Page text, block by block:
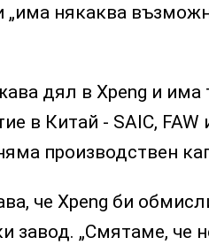
„има някаква
дял в Xpeng и
в Китай - SAIC,
производствен
че Xpeng би
завод. „Смятаме, че